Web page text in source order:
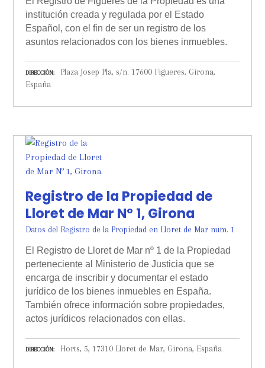
institución creada y regulada por el Estado
Español, con el fin de ser un registro de los
asuntos relacionados con los bienes inmuebles.
DIRECCIÓN
Plaza Josep Pla, s/n. 17600 Figueres, Girona,
España
Registro de la Propiedad de
Lloret de Mar Nº 1, Girona
Datos del Registro de la Propiedad en Lloret de Mar num. 1
El Registro de Lloret de Mar nº 1 de la Propiedad
perteneciente al Ministerio de Justicia que se
encarga de inscribir y documentar el estado
jurídico de los bienes inmuebles en España.
También ofrece información sobre propiedades,
actos jurídicos relacionados con ellas.
DIRECCIÓN Horts, 5, 17310 Lloret de Mar, Girona, España